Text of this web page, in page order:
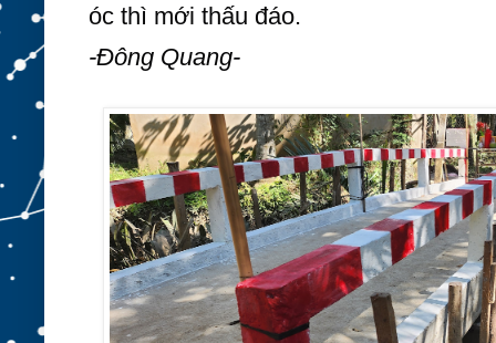
óc thì mới thấu đáo.
-Đông Quang-